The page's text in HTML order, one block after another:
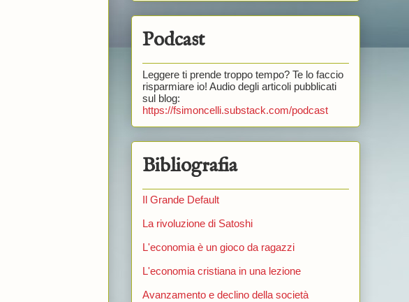
Podcast
Leggere ti prende troppo tempo? Te lo faccio
risparmiare io! Audio degli articoli pubblicati
sul blog:
https://fsimoncelli.substack.com/podcast
Bibliografia
Il Grande Default
La rivoluzione di Satoshi
L'economia è un gioco da ragazzi
L'economia cristiana in una lezione
Avanzamento e declino della società